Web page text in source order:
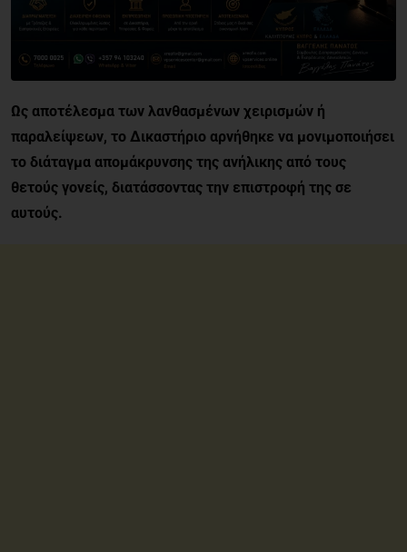
Ως αποτέλεσμα των λανθασμένων χειρισμών ή
παραλείψεων, το Δικαστήριο αρνήθηκε να μονιμοποιήσει
το διάταγμα απομάκρυνσης της ανήλικης από τους
θετούς γονείς, διατάσσοντας την επιστροφή της σε
αυτούς.